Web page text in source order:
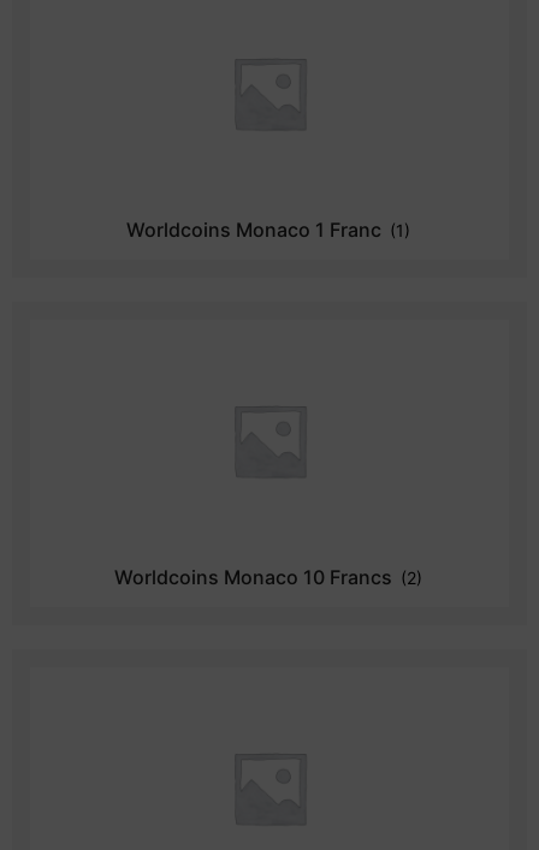
Worldcoins Monaco 1 Franc (1)
Worldcoins Monaco 10 Francs (2)